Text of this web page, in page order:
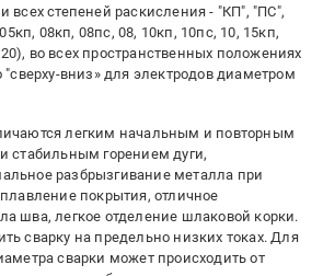
всех степеней раскисления - "КП", "ПС",
08кп, 08пс, 08, 10кп, 10пс, 10, 15кп,
во всех пространственных положениях
"сверху-вниз» для электродов диаметром
легким начальным и повторным
стабильным горением дуги,
разбрызгивание металла при
покрытия, отличное
шва, легкое отделение шлаковой корки.
сварку на предельно низких токах. Для
сварки может происходить от